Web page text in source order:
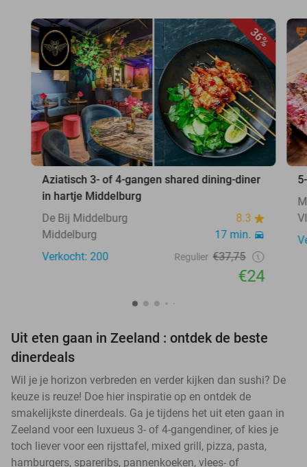
36%
Aziatisch 3- of 4-gangen shared dining-diner
in hartje Middelburg
De Bij Middelburg
8.3
Middelburg
17 min.
Verkocht: 200
Regulier €37,75
€24
Uit eten gaan in Zeeland : ontdek de beste
dinerdeals
Wil je je horizon verbreden en verder kijken dan sushi? De
keuze is reuze! Doe hier inspiratie op en ontdek de
smakelijkste dinerdeals. Ga je tijdens het uit eten gaan in
Zeeland voor een luxueus 3- of 4-gangendiner, of kies je
toch liever voor een rijsttafel, mixed grill, pizza, pasta,
hamburgers, spareribs, pannenkoeken, vlees- of